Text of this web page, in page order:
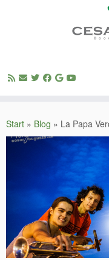
Inhalt
springen
Start » Blog » La Papa